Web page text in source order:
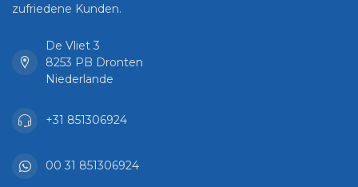
zufriedene Kunden.
De Vliet 3
8253 PB Dronten
Niederlande
+31 851306924
00 31 851306924